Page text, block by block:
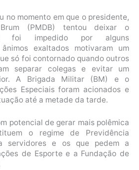
no momento em que o presidente,
(PMDB) tentou deixar o
foi impedido por alguns
exaltados motivaram um
só foi contornado quando outros
separar colegas e evitar um
A Brigada Militar (BM) e o
Especiais foram acionados e
até a metade da tarde.
potencial de gerar mais polêmica
o regime de Previdência
servidores e os que pedem a
de Esporte e a Fundação de